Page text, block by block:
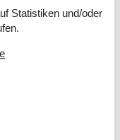
70 m
Statistiken und/oder